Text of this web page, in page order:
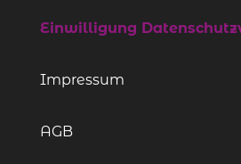
Einwilligung
Impressum
AGB